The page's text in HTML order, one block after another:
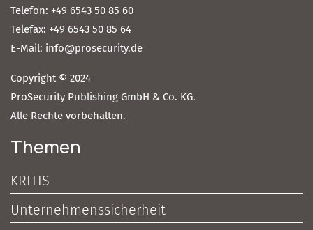
Telefon: +49 6543 50 85 60
Telefax: +49 6543 50 85 64
E-Mail: info@prosecurity.de
Copyright © 2024
ProSecurity Publishing GmbH & Co. KG.
Alle Rechte vorbehalten.
Themen
KRITIS
Unternehmenssicherheit